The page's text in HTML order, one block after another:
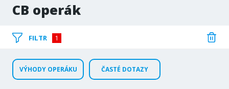
CB operák
FILTR 1
VÝHODY OPERÁKU ČASTÉ DOTAZY